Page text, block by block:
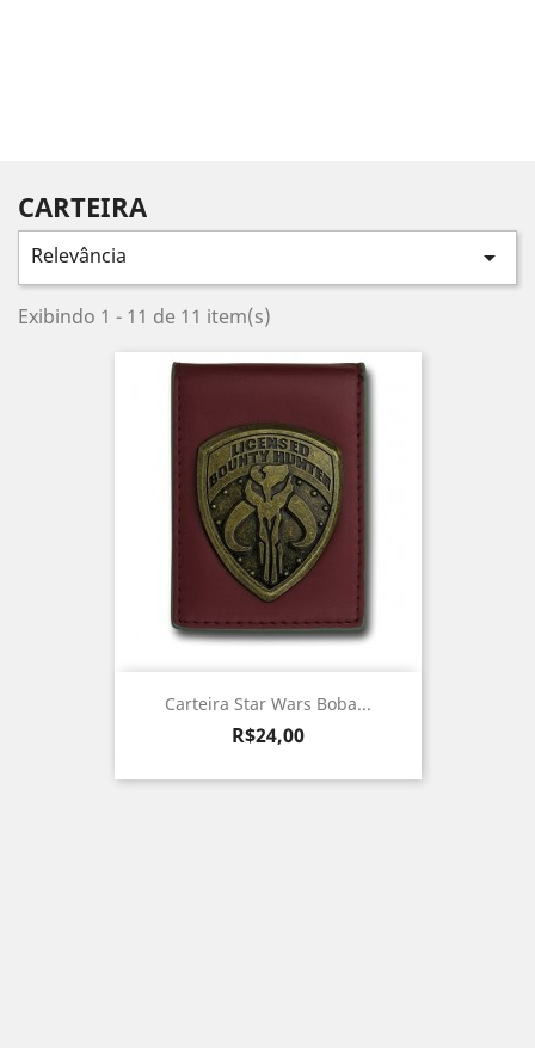
CARTEIRA
Relevância 
Exibindo 1 - 11 de 11 item(s)
Carteira Star Wars Boba...
Preço
R$24,00